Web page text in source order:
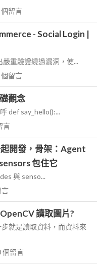
個留言
- Social Login |
重驗證繞過漏洞，使...
個留言
觀念
def say_hello():...
言
開發，骨架：Agent
包住它
與 senso...
言
讀取圖片?
就是讀取資料，而資料來
個留言